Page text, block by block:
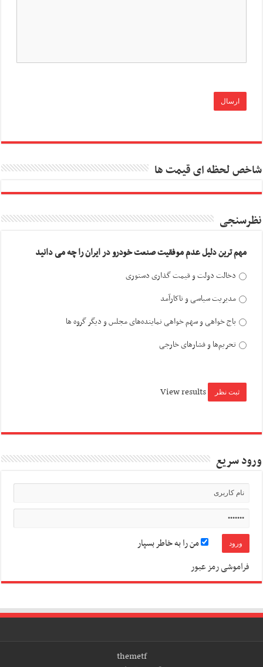
شاخص لحظه ای قیمت ها
نظرسنجی
مهم ترین دلیل عدم موفقیت صنعت خودرو در ایران را چه می دانید
دخالت دولت و قیمت گذاری دستوری
مدیریت سیاسی و ناکارآمد
باج خواهی و سهم خواهی نماینده‌های مجلس و دیگر گروه ها
تحریم‌ها و فشارهای خارجی
View results
ورود سریع
من را به خاطر بسپار
فراموشی رمز عبور
themetf